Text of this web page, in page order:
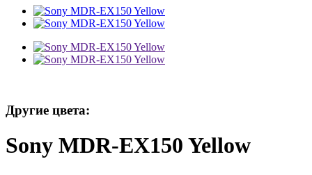
Другие цвета:
Sony MDR-EX150 Yellow